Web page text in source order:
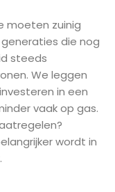
moeten zuinig
die nog
steeds
We leggen
in een
vaak op gas.
wordt in